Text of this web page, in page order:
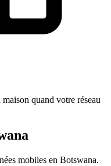
quand votre réseau
mobiles en Botswana.